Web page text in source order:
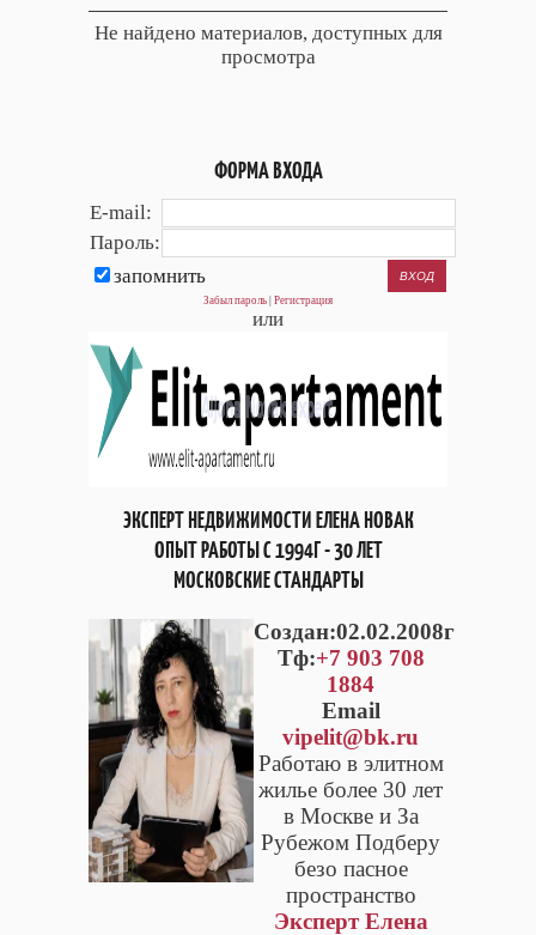
Не найдено материалов, доступных для
просмотра
ФОРМА ВХОДА
E-mail:
Пароль:
запомнить
Забыл пароль Регистрация
или
ЭКСПЕРТ НЕДВИЖИМОСТИ ЕЛЕНА НОВАК
ОПЫТ РАБОТЫ С 1994Г - 30 ЛЕТ
МОСКОВСКИЕ СТАНДАРТЫ
Cоздан:02.02.2008г
Тф:+7 903 708
1884
Email
vipelit@bk.ru
Работаю в элитном
жилье более 30 лет
в Москве и За
Рубежом Подберу
безо пасное
пространство
Эксперт Елена